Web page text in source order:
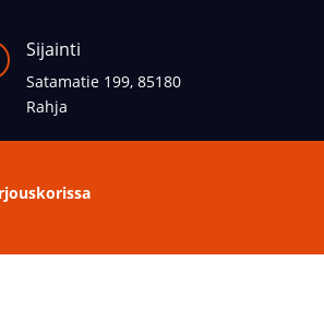
Sijainti
Satamatie 199, 85180
Rahja